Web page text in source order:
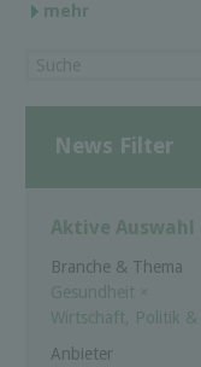
mehr
News Filter
Aktive Auswahl
Branche & Thema
Gesundheit ×
Wirtschaft, Politik &
Anbieter